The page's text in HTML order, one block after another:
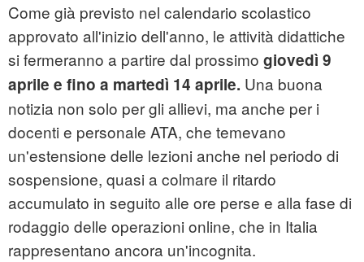
Come già previsto nel calendario scolastico
approvato all'inizio dell'anno, le attività didattiche
si fermeranno a partire dal prossimo giovedì 9
aprile e fino a martedì 14 aprile. Una buona
notizia non solo per gli allievi, ma anche per i
docenti e personale ATA, che temevano
un'estensione delle lezioni anche nel periodo di
sospensione, quasi a colmare il ritardo
accumulato in seguito alle ore perse e alla fase di
rodaggio delle operazioni online, che in Italia
rappresentano ancora un'incognita.